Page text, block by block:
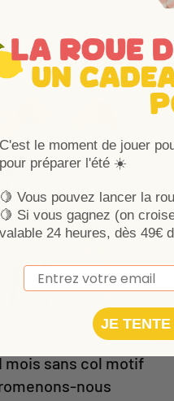
mois sans col motif
nous
C'est le moment de jouer
pour préparer l'été ☀️
🍋 Vous pouvez lancer la
🍋 Si vous gagnez (on
valable 24 heures, dès 49€
Email
JE